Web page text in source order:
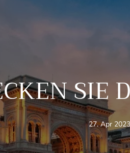
SIE
Artikel
veröffentlicht
unter:
27. Apr